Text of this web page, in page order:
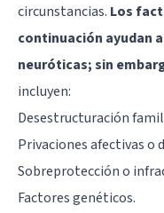
circunstancias. Los
continuación ayudan
neuróticas; sin
incluyen:
Desestructuración
Privaciones afectivas o
Sobreprotección o
Factores genéticos.